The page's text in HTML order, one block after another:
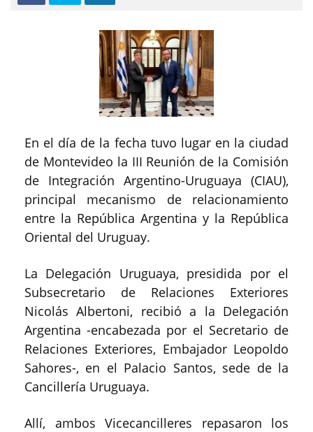
En el día de la fecha tuvo lugar en la ciudad
de Montevideo la III Reunión de la Comisión
de Integración Argentino-Uruguaya (CIAU),
principal mecanismo de relacionamiento
entre la República Argentina y la República
Oriental del Uruguay.
La Delegación Uruguaya, presidida por el
Subsecretario de Relaciones Exteriores
Nicolás Albertoni, recibió a la Delegación
Argentina -encabezada por el Secretario de
Relaciones Exteriores, Embajador Leopoldo
Sahores-, en el Palacio Santos, sede de la
Cancillería Uruguaya.
Allí, ambos Vicecancilleres repasaron los